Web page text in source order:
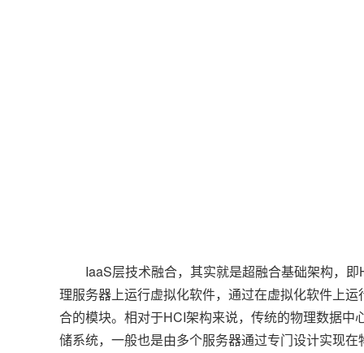
IaaS层技术融合，其实就是超融合基础架构，
理服务器上运行虚拟化软件，通过在虚拟化软件上
合的模块。相对于HCI架构来说，传统的物理数据
储系统，一般也是由多个服务器通过专门设计实现